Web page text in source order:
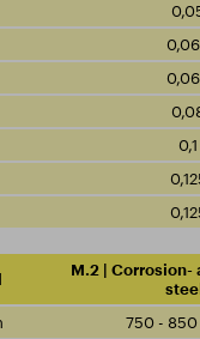
0,1
M.2 | Corrosion-
750 - 850